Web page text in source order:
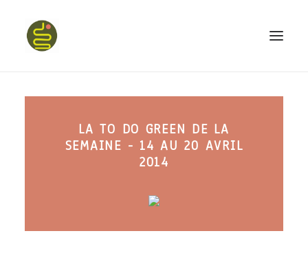
PROGRAMME HAPPY BELLY
MON LIVRE
LA TO DO GREEN DE LA
SEMAINE - 14 AU 20 AVRIL
2014